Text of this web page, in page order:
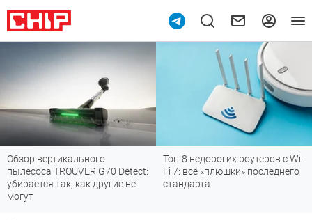
Обзор вертикального
пылесоса TROUVER G70 Detect:
убирается так, как другие не
могут
Топ-8 недорогих роутеров с Wi-
Fi 7: все «плюшки» последнего
стандарта